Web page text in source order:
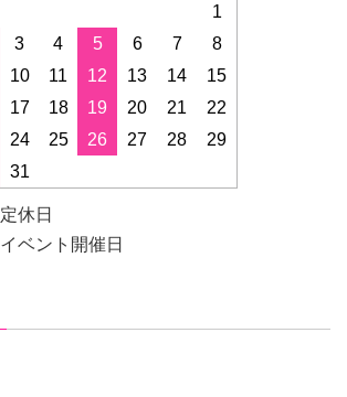
1
3 4 5 6 7
8
10 11 12 13 14
15
17 18 19 20 21
22
24 25 26 27 28
29
31
定休日
イベント開催日